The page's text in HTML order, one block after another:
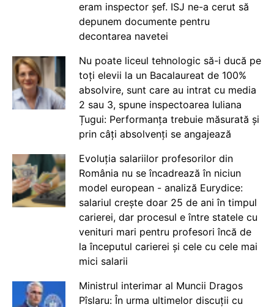
eram inspector șef. ISJ ne-a cerut să
depunem documente pentru
decontarea navetei
Nu poate liceul tehnologic să-i ducă pe
toți elevii la un Bacalaureat de 100%
absolvire, sunt care au intrat cu media
2 sau 3, spune inspectoarea Iuliana
Țugui: Performanța trebuie măsurată și
prin câți absolvenți se angajează
Evoluția salariilor profesorilor din
România nu se încadrează în niciun
model european - analiză Eurydice:
salariul crește doar 25 de ani în timpul
carierei, dar procesul e între statele cu
venituri mari pentru profesori încă de
la începutul carierei și cele cu cele mai
mici salarii
Ministrul interimar al Muncii Dragos
Pîslaru: În urma ultimelor discuții cu